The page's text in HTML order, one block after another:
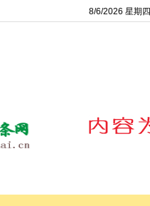
8/6/2026 星期四